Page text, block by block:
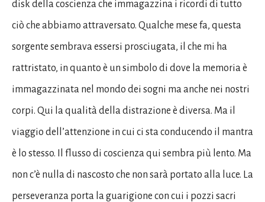
disk della coscienza che immagazzina i ricordi di tutto
ciò che abbiamo attraversato. Qualche mese fa, questa
sorgente sembrava essersi prosciugata, il che mi ha
rattristato, in quanto è un simbolo di dove la memoria è
immagazzinata nel mondo dei sogni ma anche nei nostri
corpi. Qui la qualità della distrazione è diversa. Ma il
viaggio dell’attenzione in cui ci sta conducendo il mantra
è lo stesso. Il flusso di coscienza qui sembra più lento. Ma
non c’è nulla di nascosto che non sarà portato alla luce. La
perseveranza porta la guarigione con cui i pozzi sacri